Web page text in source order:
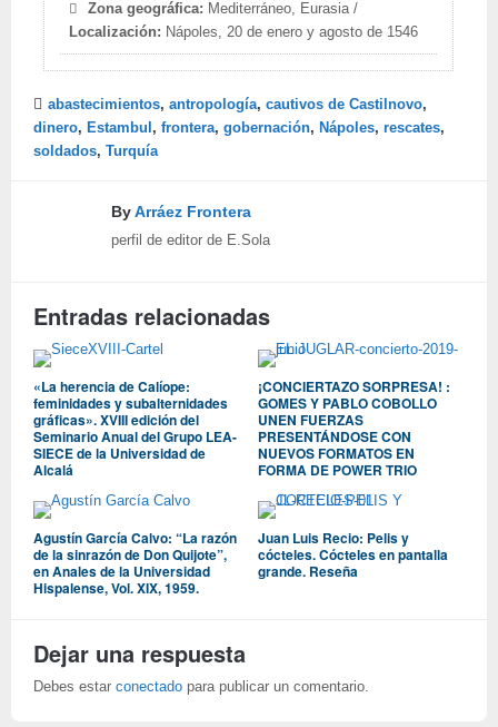
Zona geográfica: Mediterráneo, Eurasia /
Localización: Nápoles, 20 de enero y agosto de 1546
abastecimientos, antropología, cautivos de Castilnovo,
dinero, Estambul , frontera, gobernación, Nápoles, rescates,
soldados, Turquía
ByArráez Frontera
perfil de editor de E.Sola
Entradas relacionadas
«La herencia de Calíope:
feminidades y subalternidades
gráficas». XVIII edición del
Seminario Anual del Grupo LEA-
SIECE de la Universidad de
Alcalá
¡CONCIERTAZO SORPRESA! :
GOMES Y PABLO COBOLLO
UNEN FUERZAS
PRESENTÁNDOSE CON
NUEVOS FORMATOS EN
FORMA DE POWER TRIO
Agustín García Calvo: “La razón
de la sinrazón de Don Quijote”,
en Anales de la Universidad
Hispalense, Vol. XIX, 1959.
Juan Luis Recio: Pelis y
cócteles. Cócteles en pantalla
grande. Reseña
Dejar una respuesta
Debes estar conectado para publicar un comentario.